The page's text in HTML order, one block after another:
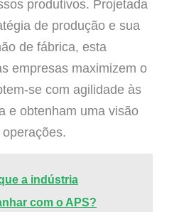
produtivos. Projetada
de produção e sua
de fábrica, esta
empresas maximizem o
se com agilidade às
e obtenham uma visão
a indústria
com o APS?